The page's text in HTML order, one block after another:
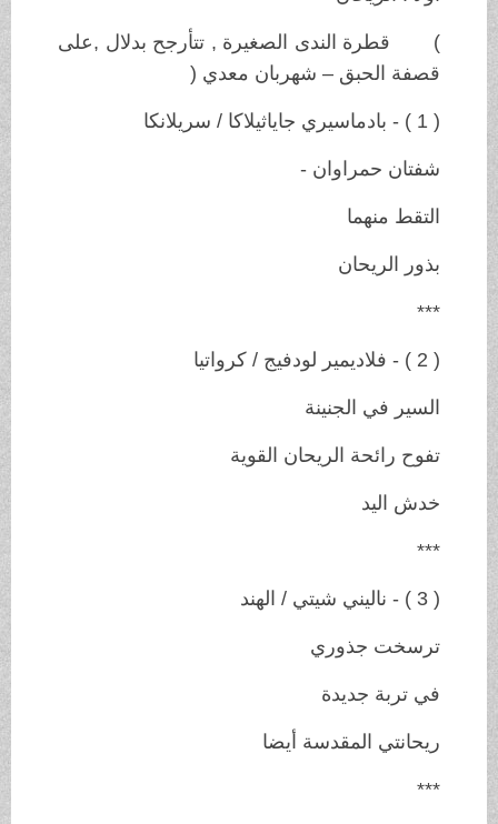
) قطرة الندى الصغيرة , تتأرجح بدلال ,على
قصفة الحبق – شهربان معدي (
شفتان حمراوان -
التقط منهما
بذور الريحان
***
السير في الجنينة
تفوح رائحة الريحان القوية
خدش اليد
***
ترسخت جذوري
في تربة جديدة
ريحانتي المقدسة أيضا
***